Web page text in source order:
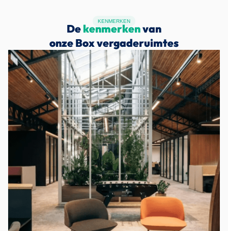
KENMERKEN
Dekenmerkenvan
onze Box vergaderuimtes